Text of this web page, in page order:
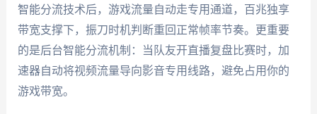
智能分流技术后，游戏流量自动走专用通道，百兆独享
带宽支撑下，振刀时机判断重回正常帧率节奏。更重要
的是后台智能分流机制：当队友开直播复盘比赛时，加
速器自动将视频流量导向影音专用线路，避免占用你的
游戏带宽。